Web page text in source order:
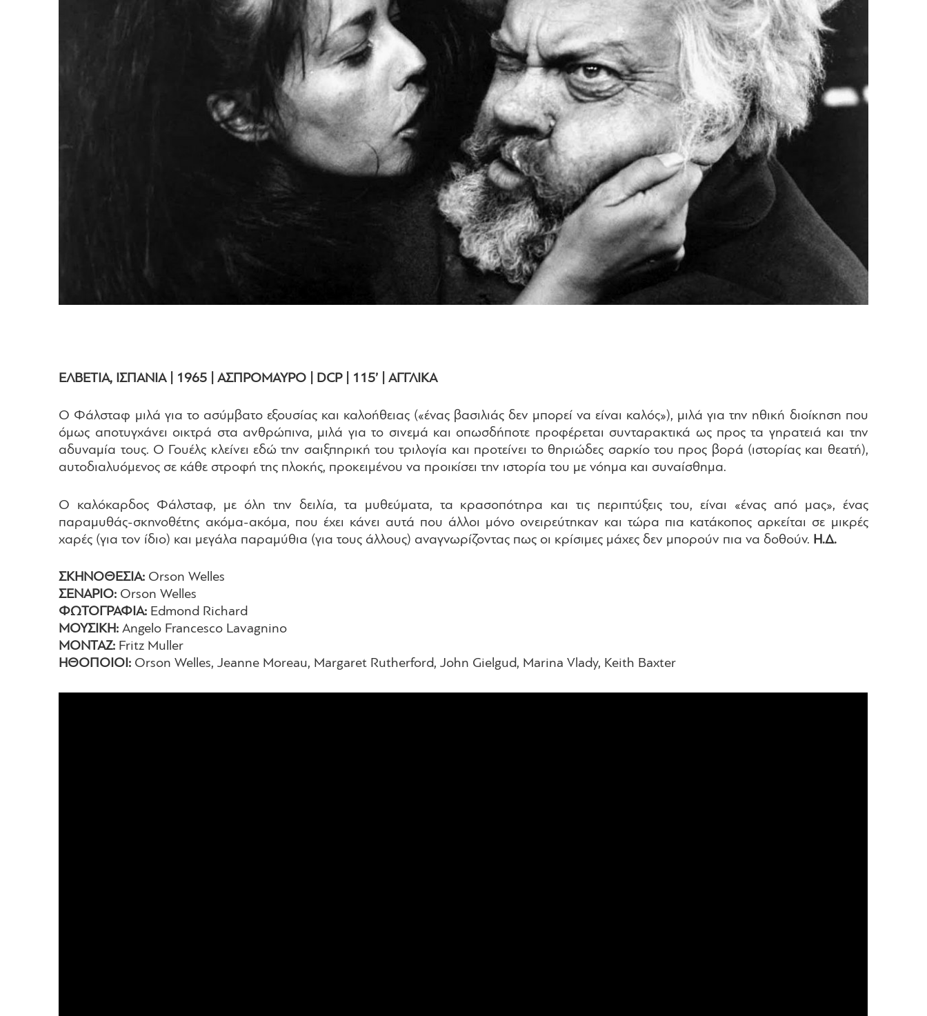
ΕΛΒΕΤΙΑ, ΙΣΠΑΝΙΑ | 1965 | ΑΣΠΡΟΜΑΥΡΟ | DCP | 115’ | ΑΓΓΛΙΚΑ
Ο Φάλσταφ μιλά για το ασύμβατο εξουσίας και καλοήθειας («ένας βασιλιάς δεν μπορεί να είναι καλός»), μιλά για την ηθική διοίκηση που
όμως αποτυγχάνει οικτρά στα ανθρώπινα, μιλά για το σινεμά και οπωσδήποτε προφέρεται συνταρακτικά ως προς τα γηρατειά και την
αδυναμία τους. Ο Γουέλς κλείνει εδώ την σαιξπηρική του τριλογία και προτείνει το θηριώδες σαρκίο του προς βορά (ιστορίας και θεατή),
αυτοδιαλυόμενος σε κάθε στροφή της πλοκής, προκειμένου να προικίσει την ιστορία του με νόημα και συναίσθημα.
Ο καλόκαρδος Φάλσταφ, με όλη την δειλία, τα μυθεύματα, τα κρασοπότηρα και τις περιπτύξεις του, είναι «ένας από μας», ένας
παραμυθάς-σκηνοθέτης ακόμα-ακόμα, που έχει κάνει αυτά που άλλοι μόνο ονειρεύτηκαν και τώρα πια κατάκοπος αρκείται σε μικρές
χαρές (για τον ίδιο) και μεγάλα παραμύθια (για τους άλλους) αναγνωρίζοντας πως οι κρίσιμες μάχες δεν μπορούν πια να δοθούν. Η.Δ.
ΣΚΗΝΟΘΕΣΙΑ: Orson Welles
ΣΕΝΑΡΙΟ: Orson Welles
ΦΩΤΟΓΡΑΦΙΑ: Edmond Richard
ΜΟΥΣΙΚΗ: Angelo Francesco Lavagnino
ΜΟΝΤΑΖ: Fritz Muller
ΗΘΟΠΟΙΟΙ: Orson Welles, Jeanne Moreau, Margaret Rutherford, John Gielgud, Marina Vlady, Keith Baxter